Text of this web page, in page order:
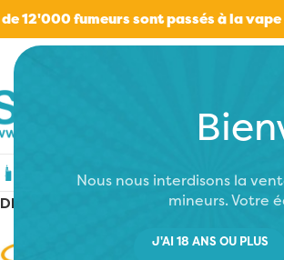
Nous nous interdisons la
mineurs. Votre
J'AI 18 ANS OU PLUS
de 12'000 fumeurs sont passés à la
Cigarettes électroniques E-
DERNIERS AJOUTS
X Fighter 15K Uraken –